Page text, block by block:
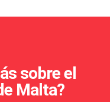
sobre el
Malta?